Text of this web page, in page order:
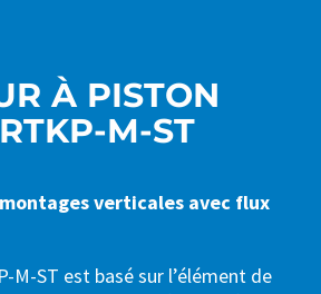
À PISTON
M-ST
verticales avec flux
M-ST est basé sur l’élément de